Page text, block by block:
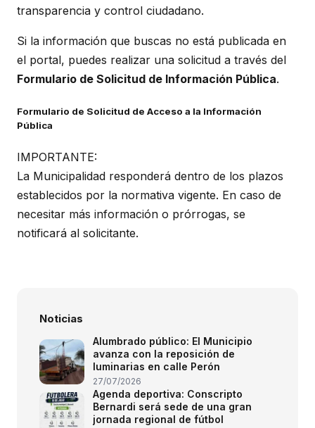
transparencia y control ciudadano.
Si la información que buscas no está publicada en
el portal, puedes realizar una solicitud a través del
Formulario de Solicitud de Información Pública.
Formulario de Solicitud de Acceso a la Información
Pública
IMPORTANTE:
La Municipalidad responderá dentro de los plazos
establecidos por la normativa vigente. En caso de
necesitar más información o prórrogas, se
notificará al solicitante.
Noticias
Alumbrado público: El Municipio
avanza con la reposición de
luminarias en calle Perón
27/07/2026
Agenda deportiva: Conscripto
Bernardi será sede de una gran
jornada regional de fútbol